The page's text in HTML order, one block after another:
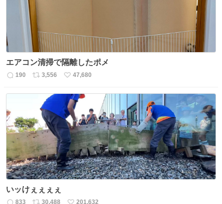
エアコン清掃で隔離したポメ
返
190
リ
数
3,556
い
ね
数
47,680
いッけぇぇぇぇ
833 30,488 201,632